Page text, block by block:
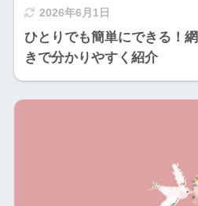
2026年6月1日
ひとりでも簡単にできる！
きで分かりやすく紹介